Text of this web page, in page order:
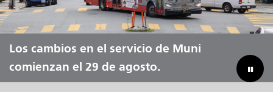
Tierras Exteriores, del 7 al 9 de
agosto.
Los cambios en el servicio de Muni
comienzan el 29 de agosto.
Deja que Muni te lleve durante todo
el verano.
Reduciendo nuestra brecha
presupuestaria para ahorrar en Muni